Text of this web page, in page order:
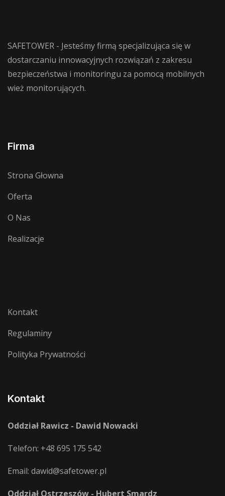
SAFETOWER - Jesteśmy firmą specjalizująca się w
dostarczaniu innowacyjnych rozwiązań z zakresu
bezpieczeństwa i monitoringu za pomocą mobilnych
wież monitorujących.
Firma
Strona Głowna
Oferta
O Nas
Realizacje
Kontakt
Regulaminy
Polityka Prywatności
Kontakt
Oddział Rawicz - Dawid Nowacki
Telefon: +48 695 175 542
Email: dawid@safetower.pl
Oddział Ostrzeszów - Hubert Smardz